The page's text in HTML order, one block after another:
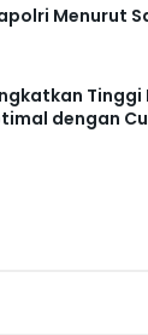
Menurut
Tinggi
dengan